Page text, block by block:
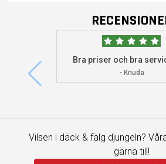
Bra priser och bra
- Knuda
Vilsen i däck & fälg djungeln?
gärna till!